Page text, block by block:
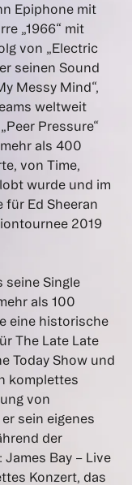
Epiphone mit
„1966“ mit
von „Electric
seinen Sound
Messy Mind“,
weltweit
Pressure“
als 400
von Time,
wurde und im
für Ed Sheeran
2019
seine Single
als 100
eine historische
The Late Late
Today Show und
komplettes
von
sein eigenes
der
Bay – Live
Konzert, das